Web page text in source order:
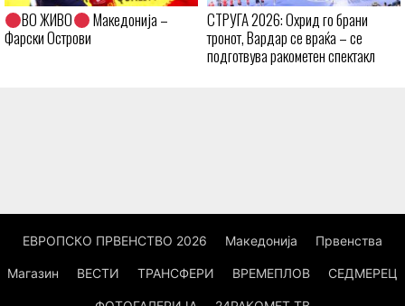
ВО ЖИВО
Македонија –
Фарски Острови
СТРУГА 2026: Охрид го брани
тронот, Вардар се враќа – се
подготвува ракометен спектакл
ЕВРОПСКО ПРВЕНСТВО 2026 Македонија Првенства
Магазин ВЕСТИ ТРАНСФЕРИ ВРЕМЕПЛОВ СЕДМЕРЕЦ